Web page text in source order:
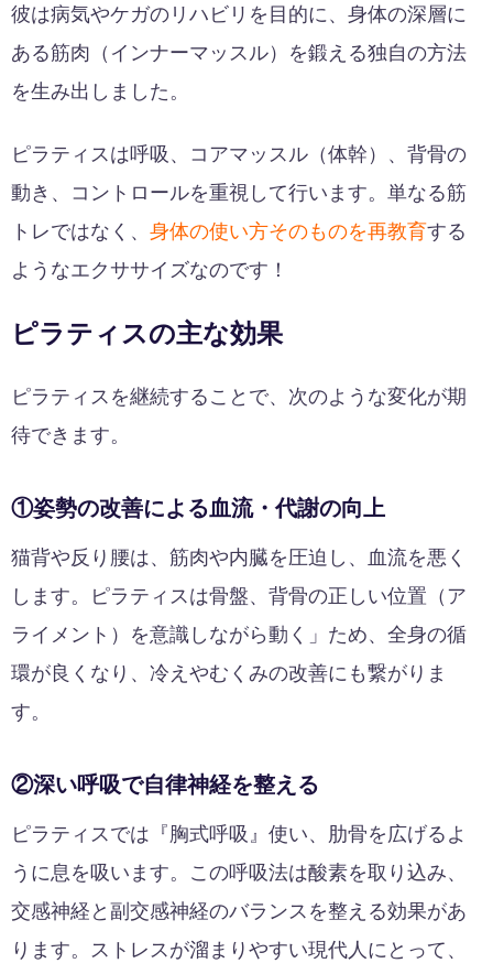
彼は病気やケガのリハビリを目的に、身体の深層に
ある筋肉（インナーマッスル）を鍛える独自の方法
を生み出しました。
ピラティスは呼吸、コアマッスル（体幹）、背骨の
動き、コントロールを重視して行います。単なる筋
トレではなく、 身体の使い方そのものを再教育する
ようなエクササイズなのです！
ピラティスの主な効果
ピラティスを継続することで、次のような変化が期
待できます。
①姿勢の改善による血流・代謝の向上
猫背や反り腰は、筋肉や内臓を圧迫し、血流を悪く
します。ピラティスは骨盤、背骨の正しい位置（ア
ライメント）を意識しながら動く」ため、全身の循
環が良くなり、冷えやむくみの改善にも繋がりま
す。
②深い呼吸で自律神経を整える
ピラティスでは『胸式呼吸』使い、肋骨を広げるよ
うに息を吸います。この呼吸法は酸素を取り込み、
交感神経と副交感神経のバランスを整える効果があ
ります。ストレスが溜まりやすい現代人にとって、